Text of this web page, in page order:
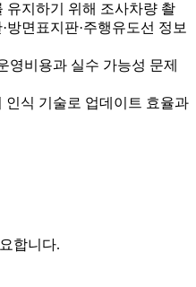
유지하기 위해 조사차량 촬
방면표지판·주행유도선 정보
영비용과 실수 가능성 문제
인식 기술로 업데이트 효율과
합니다.